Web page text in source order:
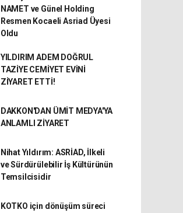
NAMET ve Günel Holding
Resmen Kocaeli Asriad Üyesi
Oldu
YILDIRIM ADEM DOĞRUL
TAZİYE CEMİYET EVİNİ
ZİYARET ETTİ!
DAKKON'DAN ÜMİT MEDYA'YA
ANLAMLI ZİYARET
Nihat Yıldırım: ASRİAD, İlkeli
ve Sürdürülebilir İş Kültürünün
Temsilcisidir
KOTKO için dönüşüm süreci